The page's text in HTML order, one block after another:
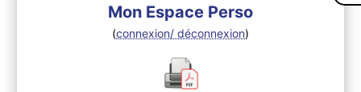
Mon Espace Perso
(connexion/ déconnexion)